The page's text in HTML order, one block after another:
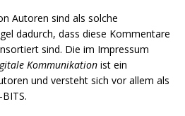
Autoren sind als solche
dadurch, dass diese Kommentare
sind. Die im Impressum
Kommunikation ist ein
und versteht sich vor allem als